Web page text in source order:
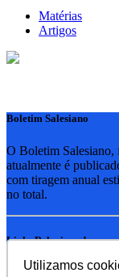
Utilizamos
Matérias
Artigos
Boletim Salesiano
O Boletim Salesiano,
atualmente é
com tiragem anual
no total.
Links Relacionados
RSB - Rede